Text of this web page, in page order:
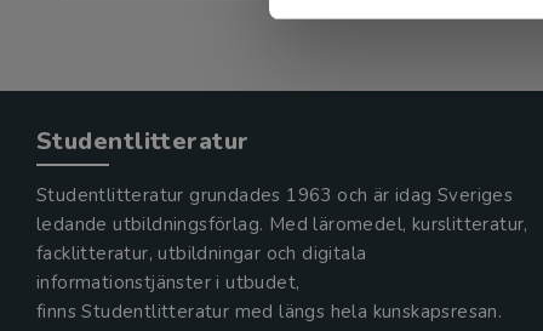
Studentlitteratur
Studentlitteratur grundades 1963 och är idag Sveriges
ledande utbildningsförlag. Med läromedel, kurslitteratur,
facklitteratur, utbildningar och digitala
informationstjänster i utbudet,
finns Studentlitteratur med längs hela kunskapsresan.